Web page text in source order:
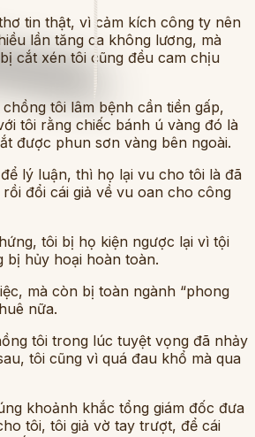
tin thật, vì cảm kích công ty nên
lần tăng ca không lương, mà
cắt xén tôi cũng đều cam chịu
tôi lâm bệnh cần tiền gấp,
tôi rằng chiếc bánh ú vàng đó là
được phun sơn vàng bên ngoài.
lý luận, thì họ lại vu cho tôi là đã
đổi cái giả về vu oan cho công
tôi bị họ kiện ngược lại vì tội
bị hủy hoại hoàn toàn.
mà còn bị toàn ngành “phong
nữa.
tôi trong lúc tuyệt vọng đã nhảy
tôi cũng vì quá đau khổ mà qua
khoảnh khắc tổng giám đốc đưa
tôi, tôi giả vờ tay trượt, để cái